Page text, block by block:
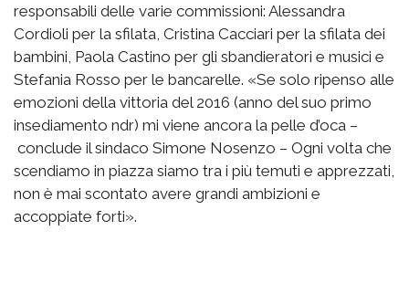
responsabili delle varie commissioni: Alessandra
Cordioli per la sfilata, Cristina Cacciari per la sfilata dei
bambini, Paola Castino per gli sbandieratori e musici e
Stefania Rosso per le bancarelle. «Se solo ripenso alle
emozioni della vittoria del 2016 (anno del suo primo
insediamento ndr) mi viene ancora la pelle d’oca –
conclude il sindaco Simone Nosenzo – Ogni volta che
scendiamo in piazza siamo tra i più temuti e apprezzati,
non è mai scontato avere grandi ambizioni e
accoppiate forti».